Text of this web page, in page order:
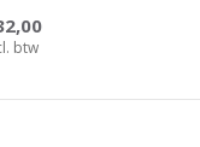
btw